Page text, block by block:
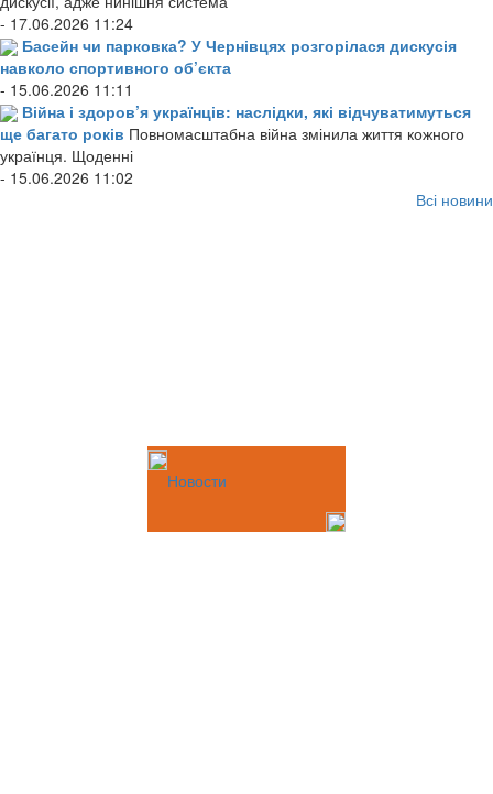
- 17.06.2026 11:24
Басейн чи парковка? У Чернівцях розгорілася дискусія
навколо спортивного об’єкта
- 15.06.2026 11:11
Війна і здоров’я українців: наслідки, які відчуватимуться
ще багато років Повномасштабна війна змінила життя кожного
українця. Щоденні
- 15.06.2026 11:02
Всі новини
Новости